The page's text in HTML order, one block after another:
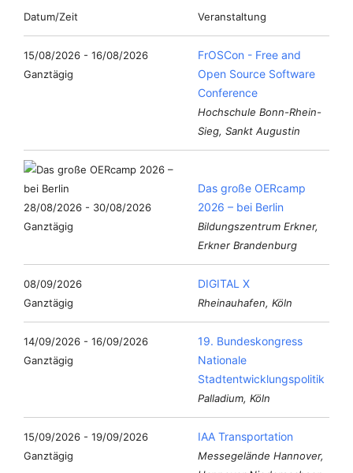
Datum/Zeit Veranstaltung
15/08/2026 - 16/08/2026
Ganztägig
FrOSCon - Free and
Open Source Software
Conference
Hochschule Bonn-Rhein-
Sieg, Sankt Augustin
28/08/2026 - 30/08/2026
Ganztägig
Das große OERcamp
2026 – bei Berlin
Bildungszentrum Erkner,
Erkner Brandenburg
08/09/2026
Ganztägig
DIGITAL X
Rheinauhafen, Köln
14/09/2026 - 16/09/2026
Ganztägig
19. Bundeskongress
Nationale
Stadtentwicklungspolitik
Palladium, Köln
15/09/2026 - 19/09/2026
Ganztägig
IAA Transportation
Messegelände Hannover,